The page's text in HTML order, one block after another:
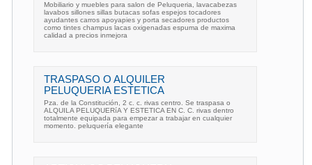
Mobiliario y muebles para salon de Peluqueria, lavacabezas
lavabos sillones sillas butacas sofas espejos tocadores
ayudantes carros apoyapies y porta secadores productos
como tintes champus lacas oxigenadas espuma de maxima
calidad a precios inmejora
TRASPASO O ALQUILER
PELUQUERIA ESTETICA
Pza. de la Constitución, 2 c. c. rivas centro. Se traspasa o
ALQUILA PELUQUERíA Y ESTETICA EN C. C. rivas dentro
totalmente equipada para empezar a trabajar en cualquier
momento. peluquería elegante